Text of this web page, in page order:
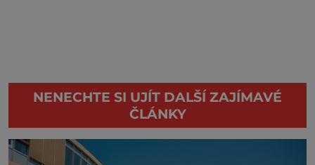
NENECHTE SI UJÍT DALŠÍ ZAJÍMAVÉ
ČLÁNKY